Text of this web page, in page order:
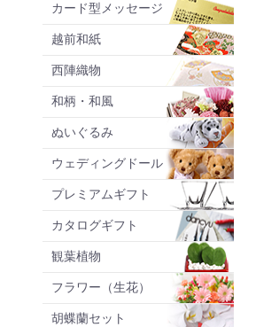
カード型メッセージ
越前和紙
西陣織物
和柄・和風
ぬいぐるみ
ウェディングドール
プレミアムギフト
カタログギフト
観葉植物
フラワー（生花）
胡蝶蘭セット